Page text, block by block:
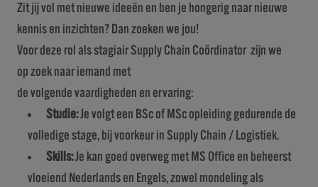
Zit jij vol met nieuwe ideeën en ben je hongerig naar nieuwe
kennis en inzichten? Dan zoeken we jou!
Voor deze rol als stagiair Supply Chain Coördinator zijn we
op zoek naar iemand met
de volgende vaardigheden en ervaring:
Studie:Je volgt een BSc of MSc opleiding gedurende de
volledige stage, bij voorkeur in Supply Chain / Logistiek.
Skills:Je kan goed overweg met MS Office en beheerst
vloeiend Nederlands en Engels, zowel mondeling als